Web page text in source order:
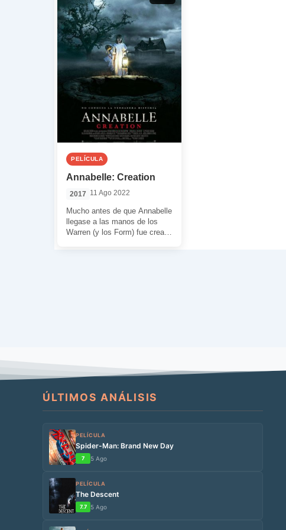
PELÍCULA
Annabelle: Creation
2017 11 Ago 2022
Mucho antes de que Annabelle
llegase a las manos de los
Warren (y los Form) fue creada
ÚLTIMOS ANÁLISIS
PELÍCULA
Spider-Man: Brand New Day
7 5 Ago
PELÍCULA
The Descent
7.7 5 Ago